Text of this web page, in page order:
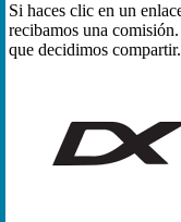
Si haces clic en un
recibamos una
que decidimos compartir.